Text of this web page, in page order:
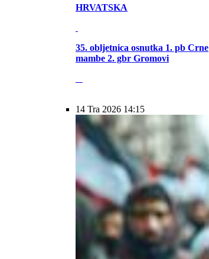
HRVATSKA
35. obljetnica osnutka 1. pb Crne
mambe 2. gbr Gromovi
14 Tra 2026 14:15